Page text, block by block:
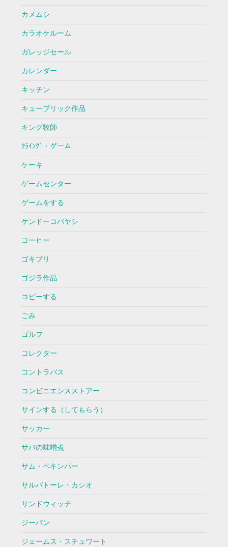
カメムシ
カラオケルーム
ガレッジセール
カレンダー
キッチン
キューブリック作品
キング牧師
ｸﾗｲﾝｸﾞ・ゲーム
ケーキ
ゲームセンター
ゲームをする
ケンドーコバヤシ
コーヒー
ゴキブリ
ゴジラ作品
コピーする
ごみ
ゴルフ
コレクター
コントラバス
コンビニエンスストアー
サインする（してもらう）
サッカー
サバの味噌煮
サム・ペキンパー
サルバトーレ・カシオ
サンドウィッチ
ジーパン
ジェームス・スチュワート